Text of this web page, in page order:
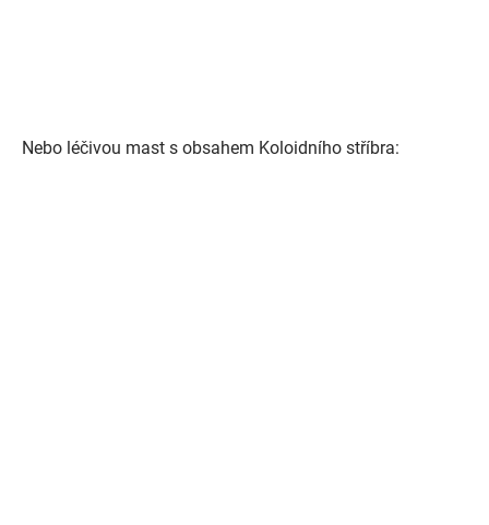
Nebo léčivou mast s obsahem Koloidního stříbra: